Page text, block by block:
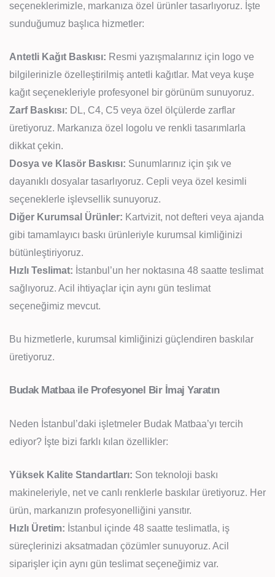
seçeneklerimizle, markanıza özel ürünler tasarlıyoruz. İşte
sunduğumuz başlıca hizmetler:
Antetli Kağıt Baskısı: Resmi yazışmalarınız için logo ve
bilgilerinizle özelleştirilmiş antetli kağıtlar. Mat veya kuşe
kağıt seçenekleriyle profesyonel bir görünüm sunuyoruz.
Zarf Baskısı: DL, C4, C5 veya özel ölçülerde zarflar
üretiyoruz. Markanıza özel logolu ve renkli tasarımlarla
dikkat çekin.
Dosya ve Klasör Baskısı: Sunumlarınız için şık ve
dayanıklı dosyalar tasarlıyoruz. Cepli veya özel kesimli
seçeneklerle işlevsellik sunuyoruz.
Diğer Kurumsal Ürünler: Kartvizit, not defteri veya ajanda
gibi tamamlayıcı baskı ürünleriyle kurumsal kimliğinizi
bütünleştiriyoruz.
Hızlı Teslimat: İstanbul’un her noktasına 48 saatte teslimat
sağlıyoruz. Acil ihtiyaçlar için aynı gün teslimat
seçeneğimiz mevcut.
Bu hizmetlerle, kurumsal kimliğinizi güçlendiren baskılar
üretiyoruz.
Budak Matbaa ile Profesyonel Bir İmaj Yaratın
Neden İstanbul’daki işletmeler Budak Matbaa’yı tercih
ediyor? İşte bizi farklı kılan özellikler:
Yüksek Kalite Standartları: Son teknoloji baskı
makineleriyle, net ve canlı renklerle baskılar üretiyoruz. Her
ürün, markanızın profesyonelliğini yansıtır.
Hızlı Üretim: İstanbul içinde 48 saatte teslimatla, iş
süreçlerinizi aksatmadan çözümler sunuyoruz. Acil
siparişler için aynı gün teslimat seçeneğimiz var.